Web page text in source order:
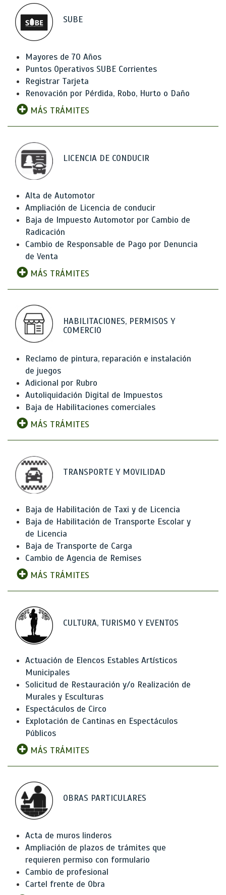
SUBE
Mayores de 70 Años
Puntos Operativos SUBE Corrientes
Registrar Tarjeta
Renovación por Pérdida, Robo, Hurto o Daño
MÁS TRÁMITES
LICENCIA DE CONDUCIR
Alta de Automotor
Ampliación de Licencia de conducir
Baja de Impuesto Automotor por Cambio de
Radicación
Cambio de Responsable de Pago por Denuncia
de Venta
MÁS TRÁMITES
HABILITACIONES, PERMISOS Y
COMERCIO
Reclamo de pintura, reparación e instalación
de juegos
Adicional por Rubro
Autoliquidación Digital de Impuestos
Baja de Habilitaciones comerciales
MÁS TRÁMITES
TRANSPORTE Y MOVILIDAD
Baja de Habilitación de Taxi y de Licencia
Baja de Habilitación de Transporte Escolar y
de Licencia
Baja de Transporte de Carga
Cambio de Agencia de Remises
MÁS TRÁMITES
CULTURA, TURISMO Y EVENTOS
Actuación de Elencos Estables Artísticos
Municipales
Solicitud de Restauración y/o Realización de
Murales y Esculturas
Espectáculos de Circo
Explotación de Cantinas en Espectáculos
Públicos
MÁS TRÁMITES
OBRAS PARTICULARES
Acta de muros linderos
Ampliación de plazos de trámites que
requieren permiso con formulario
Cambio de profesional
Cartel frente de Obra